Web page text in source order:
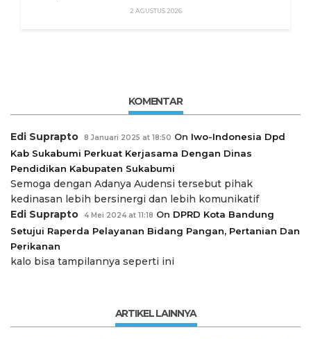
2 AGUSTUS 2026
KOMENTAR
Edi Suprapto 8 Januari 2025 at 18:50 On Iwo-Indonesia Dpd
Kab Sukabumi Perkuat Kerjasama Dengan Dinas
Pendidikan Kabupaten Sukabumi
Semoga dengan Adanya Audensi tersebut pihak
kedinasan lebih bersinergi dan lebih komunikatif
Edi Suprapto
4 Mei 2024 at 11:18 On DPRD Kota Bandung
Setujui Raperda Pelayanan Bidang Pangan, Pertanian Dan
Perikanan
kalo bisa tampilannya seperti ini
ARTIKEL LAINNYA